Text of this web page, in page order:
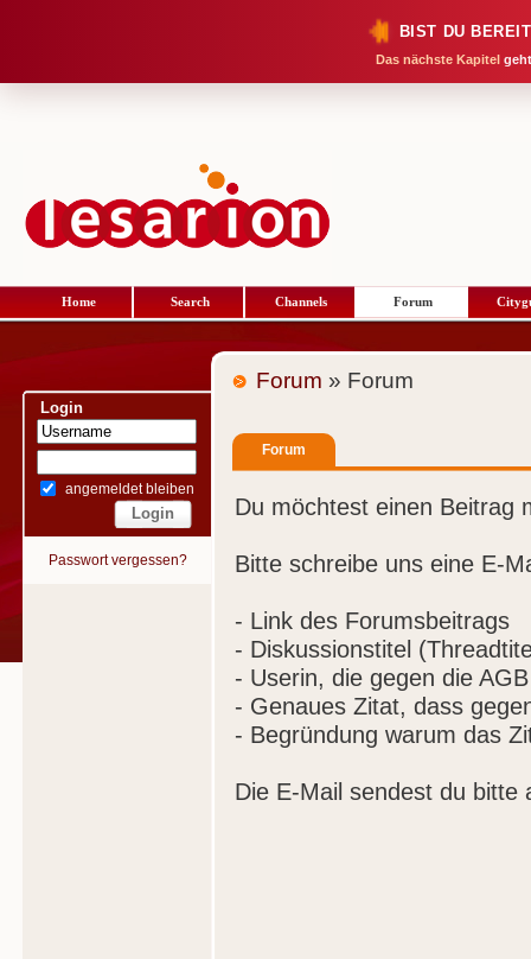
BIST DU
Das nächste Kapitel
Home Search Channels Forum
Login
angemeldet bleiben
Passwort vergessen?
Forum » Forum
Forum
Du möchtest einen Beitrag
Bitte schreibe uns eine E-
- Link des Forumsbeitrags
- Diskussionstitel
- Userin, die gegen die
- Genaues Zitat, dass
- Begründung warum das
Die E-Mail sendest du bitte